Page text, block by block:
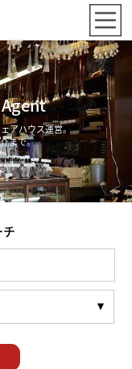
アハウス運営。
まで。